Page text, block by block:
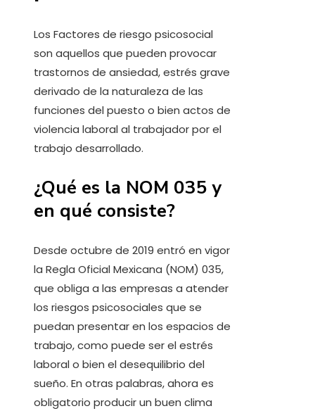
Los Factores de riesgo psicosocial
son aquellos que pueden provocar
trastornos de ansiedad, estrés grave
derivado de la naturaleza de las
funciones del puesto o bien actos de
violencia laboral al trabajador por el
trabajo desarrollado.
¿Qué es la NOM 035 y
en qué consiste?
Desde octubre de 2019 entró en vigor
la Regla Oficial Mexicana (NOM) 035,
que obliga a las empresas a atender
los riesgos psicosociales que se
puedan presentar en los espacios de
trabajo, como puede ser el estrés
laboral o bien el desequilibrio del
sueño. En otras palabras, ahora es
obligatorio producir un buen clima